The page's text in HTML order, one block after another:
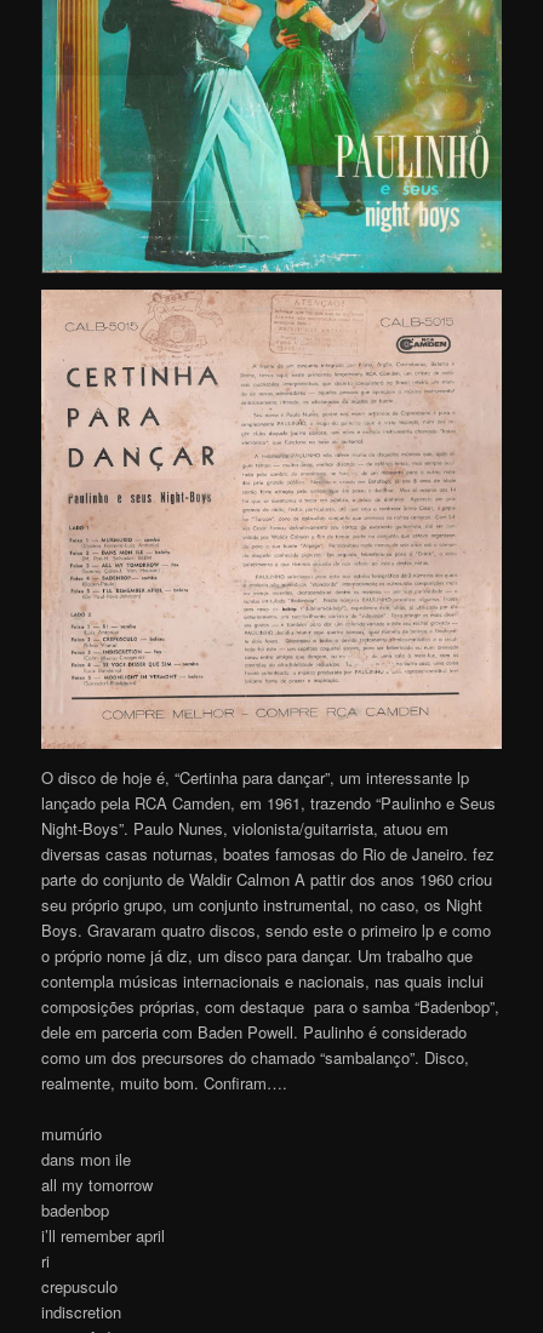
O disco de hoje é, “Certinha para dançar”, um interessante lp
lançado pela RCA Camden, em 1961, trazendo “Paulinho e Seus
Night-Boys”. Paulo Nunes, violonista/guitarrista, atuou em
diversas casas noturnas, boates famosas do Rio de Janeiro. fez
parte do conjunto de Waldir Calmon A pattir dos anos 1960 criou
seu próprio grupo, um conjunto instrumental, no caso, os Night
Boys. Gravaram quatro discos, sendo este o primeiro lp e como
o próprio nome já diz, um disco para dançar. Um trabalho que
contempla músicas internacionais e nacionais, nas quais inclui
composições próprias, com destaque para o samba “Badenbop”,
dele em parceria com Baden Powell. Paulinho é considerado
como um dos precursores do chamado “sambalanço”. Disco,
realmente, muito bom. Confiram….
mumúrio
dans mon ile
all my tomorrow
badenbop
i’ll remember april
ri
crepusculo
indiscretion